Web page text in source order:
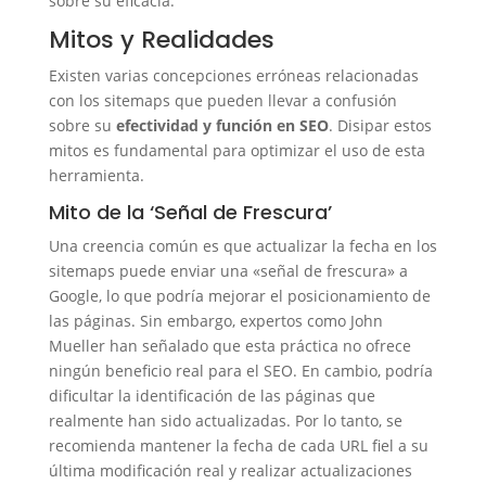
Mitos y Realidades
Existen varias concepciones erróneas relacionadas
con los sitemaps que pueden llevar a confusión
sobre su efectividad y función en SEO. Disipar estos
mitos es fundamental para optimizar el uso de esta
herramienta.
Mito de la ‘Señal de Frescura’
Una creencia común es que actualizar la fecha en los
sitemaps puede enviar una «señal de frescura» a
Google, lo que podría mejorar el posicionamiento de
las páginas. Sin embargo, expertos como John
Mueller han señalado que esta práctica no ofrece
ningún beneficio real para el SEO. En cambio, podría
dificultar la identificación de las páginas que
realmente han sido actualizadas. Por lo tanto, se
recomienda mantener la fecha de cada URL fiel a su
última modificación real y realizar actualizaciones